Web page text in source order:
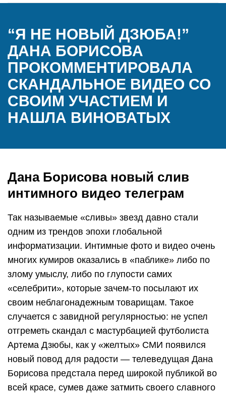
“Я НЕ НОВЫЙ ДЗЮБА!”
ДАНА БОРИСОВА
ПРОКОММЕНТИРОВАЛА
СКАНДАЛЬНОЕ ВИДЕО СО
СВОИМ УЧАСТИЕМ И
НАШЛА ВИНОВАТЫХ
Дана Борисова новый слив
интимного видео телеграм
Так называемые «сливы» звезд давно стали
одним из трендов эпохи глобальной
информатизации. Интимные фото и видео очень
многих кумиров оказались в «паблике» либо по
злому умыслу, либо по глупости самих
«селебрити», которые зачем-то посылают их
своим неблагонадежным товарищам. Такое
случается с завидной регулярностью: не успел
отгреметь скандал с мастурбацией футболиста
Артема Дзюбы, как у «желтых» СМИ появился
новый повод для радости — телеведущая Дана
Борисова предстала перед широкой публикой во
всей красе, сумев даже затмить своего славного